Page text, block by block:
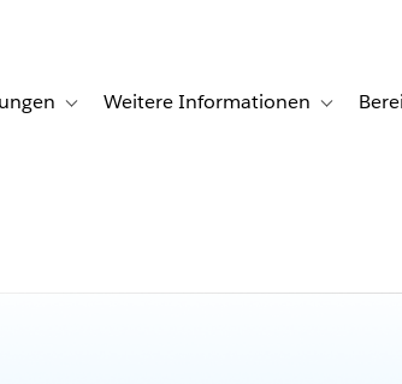
navigation for Kundenberichte
Toggle sub-navigation for Lösungen
Weitere Informationen Toggle